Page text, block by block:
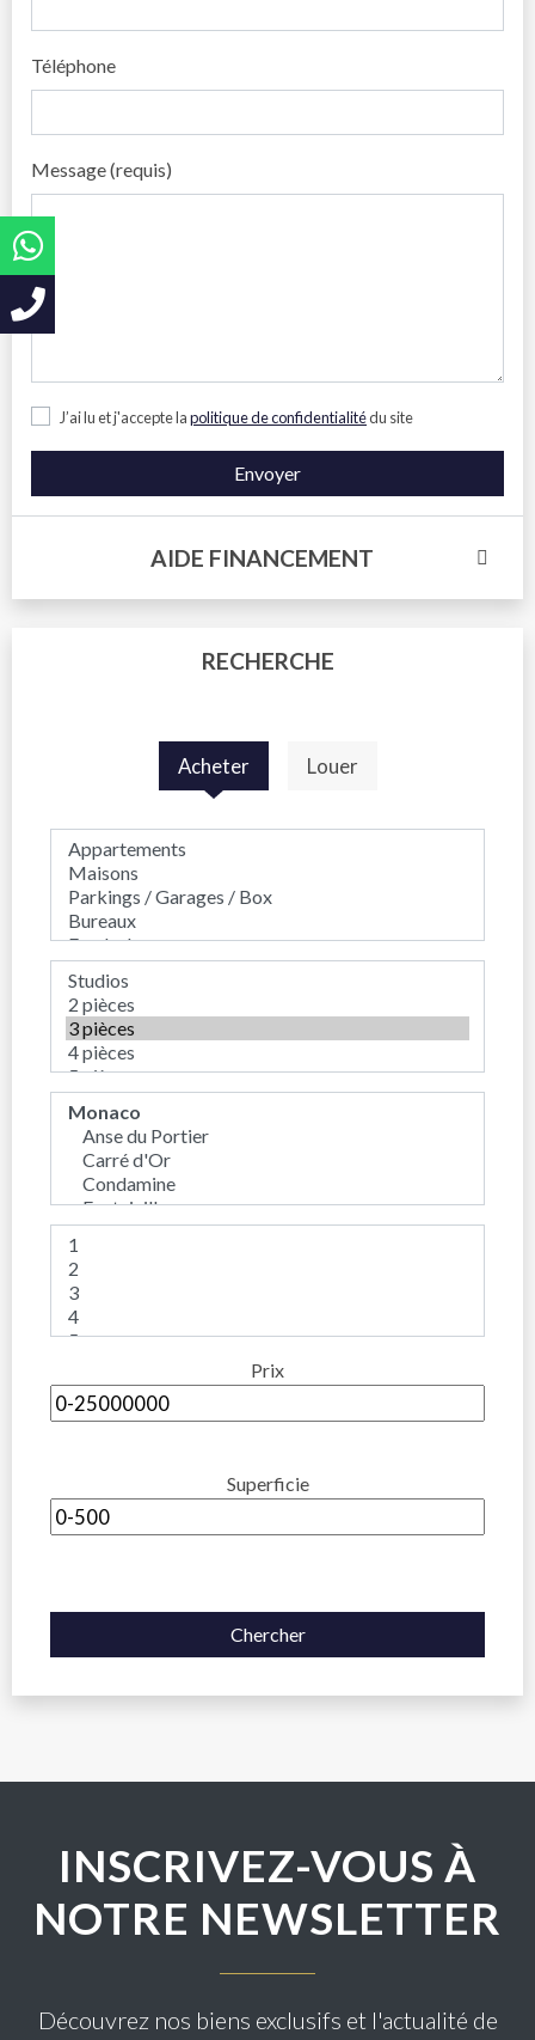
Téléphone
Message (requis)
J’ai lu et j'accepte lapolitique de confidentialitédu site
Envoyer
AIDE FINANCEMENT
RECHERCHE
Acheter Louer
Prix
Superficie
Chercher
INSCRIVEZ-VOUS À
NOTRE NEWSLETTER
Découvrez nos biens exclusifs et l'actualité de